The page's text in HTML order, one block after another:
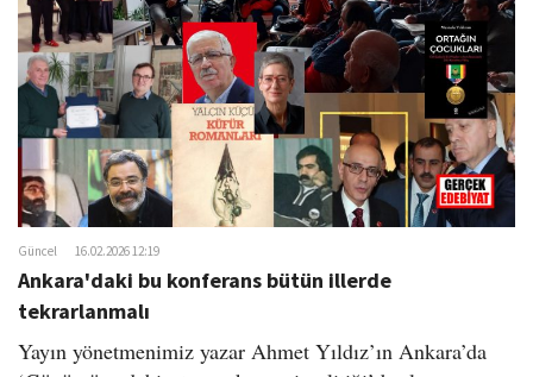
o
n
Güncel 16.02.2026 12:19
Ankara'daki bu konferans bütün illerde
tekrarlanmalı
​ Yayın yönetmenimiz yazar Ahmet Yıldız’ın Ankara’da